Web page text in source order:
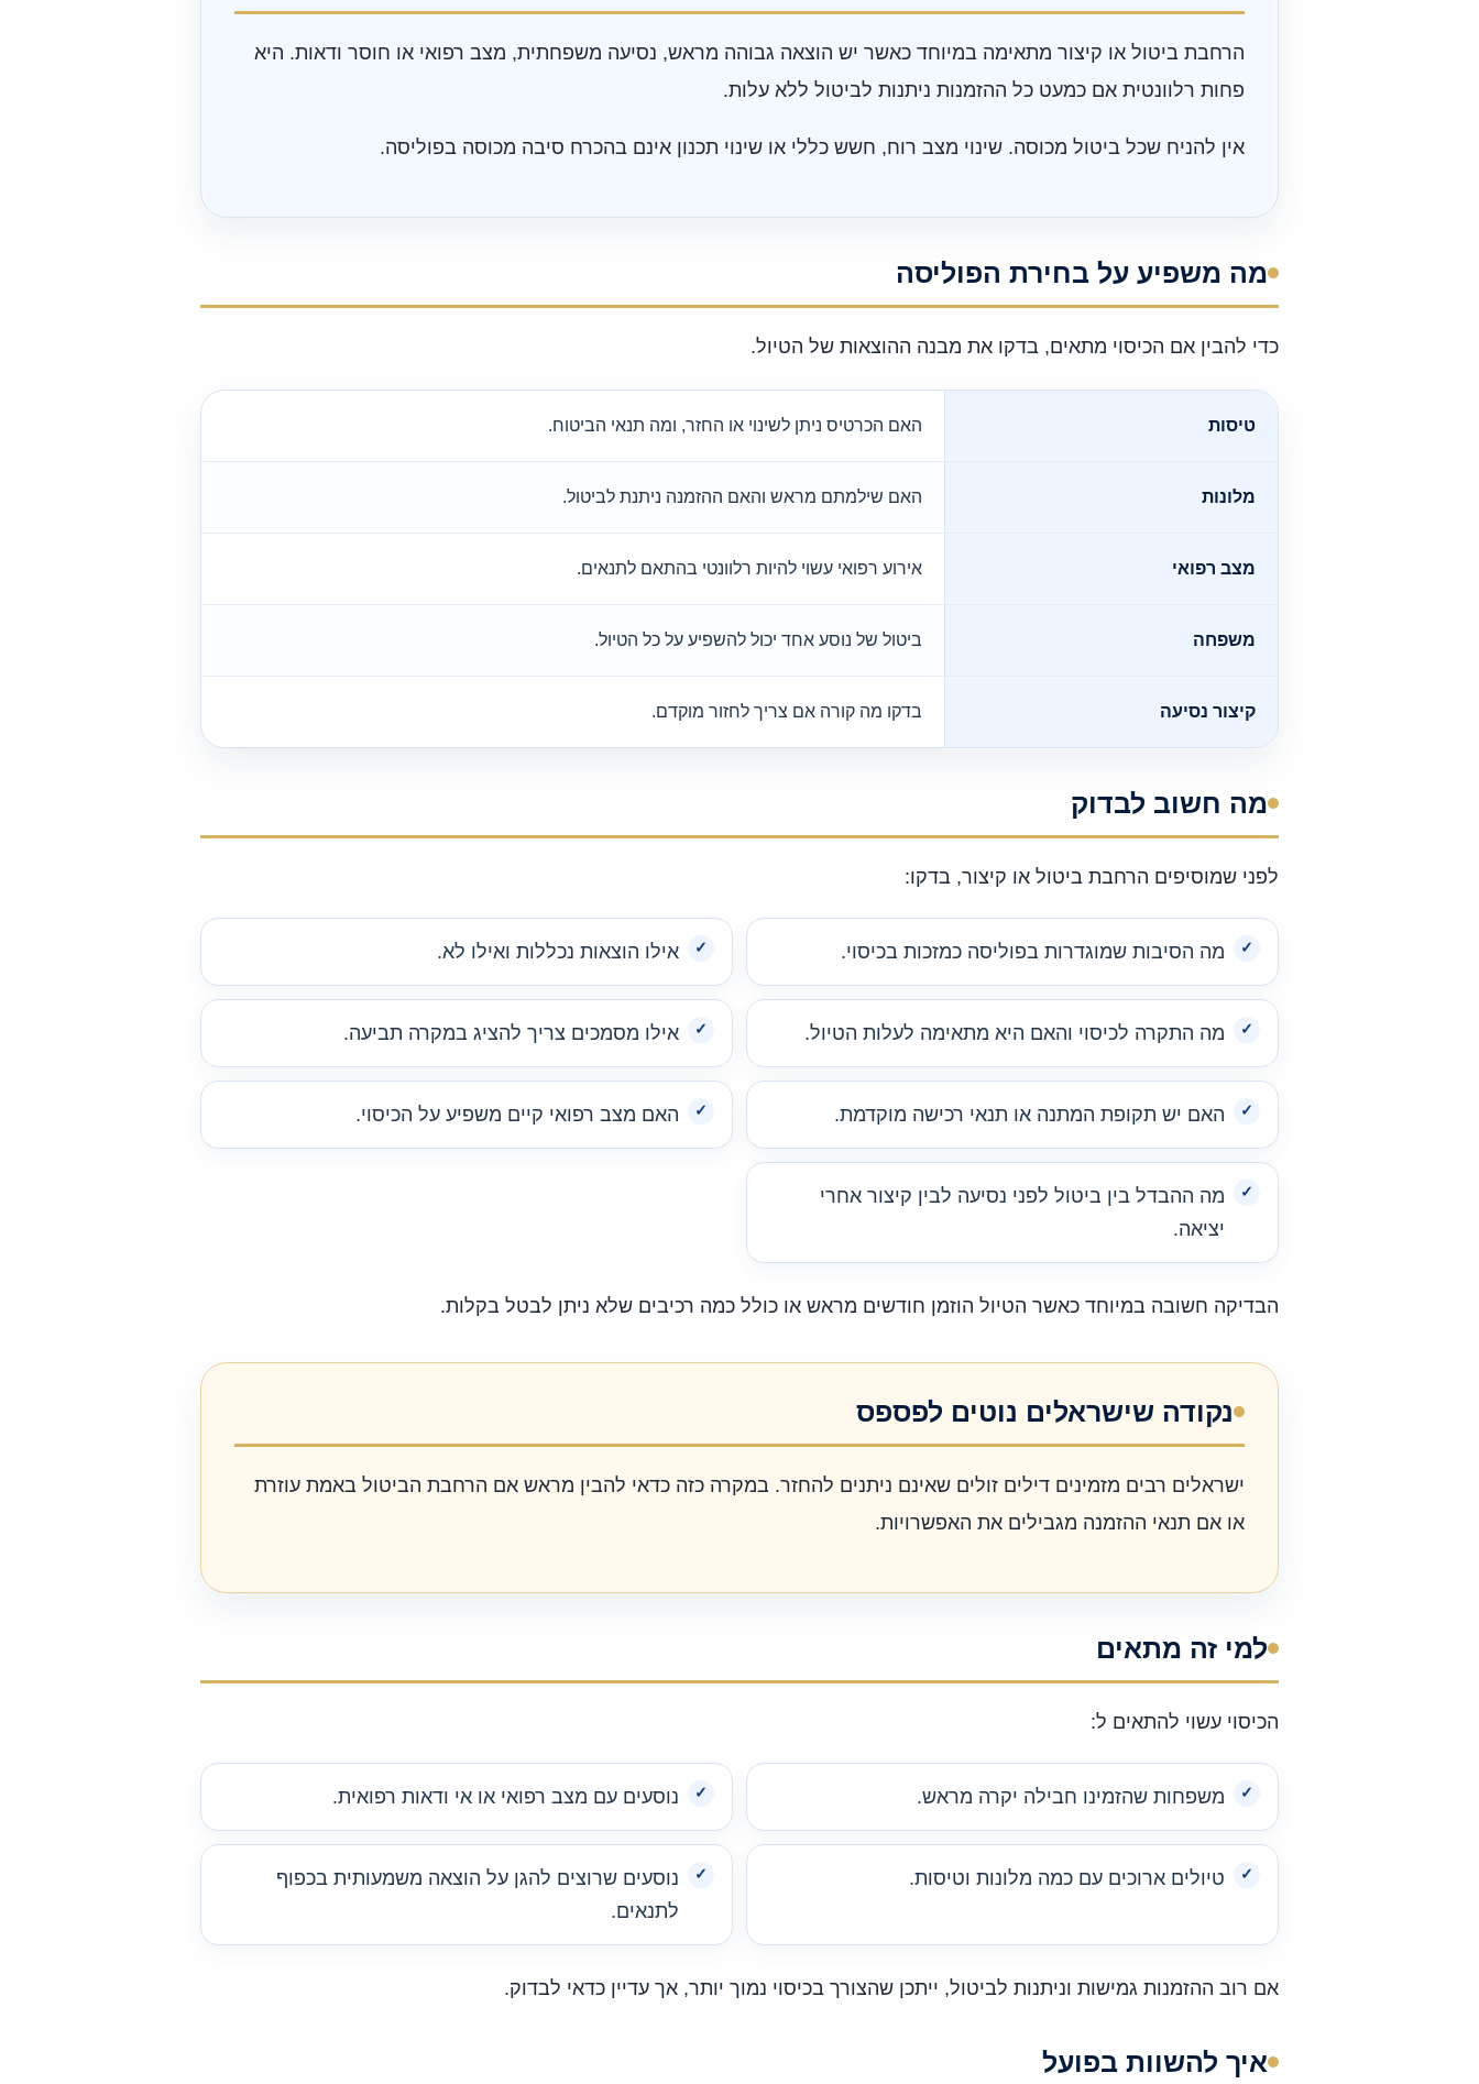
הרחבת ביטול או קיצור מתאימה במיוחד כאשר יש הוצאה גבוהה מראש, נסיעה משפחתית, מצב רפואי או חוסר ודאות. היא
פחות רלוונטית אם כמעט כל ההזמנות ניתנות לביטול ללא עלות.
אין להניח שכל ביטול מכוסה. שינוי מצב רוח, חשש כללי או שינוי תכנון אינם בהכרח סיבה מכוסה בפוליסה.
מה משפיע על בחירת הפוליסה
כדי להבין אם הכיסוי מתאים, בדקו את מבנה ההוצאות של הטיול.
טיסות האם הכרטיס ניתן לשינוי או החזר, ומה תנאי הביטוח.
מלונות האם שילמתם מראש והאם ההזמנה ניתנת לביטול.
מצב רפואי אירוע רפואי עשוי להיות רלוונטי בהתאם לתנאים.
משפחה ביטול של נוסע אחד יכול להשפיע על כל הטיול.
קיצור נסיעה בדקו מה קורה אם צריך לחזור מוקדם.
מה חשוב לבדוק
לפני שמוסיפים הרחבת ביטול או קיצור, בדקו:
מה הסיבות שמוגדרות בפוליסה כמזכות בכיסוי. אילו הוצאות נכללות ואילו לא.
מה התקרה לכיסוי והאם היא מתאימה לעלות הטיול. אילו מסמכים צריך להציג במקרה תביעה.
האם יש תקופת המתנה או תנאי רכישה מוקדמת. האם מצב רפואי קיים משפיע על הכיסוי.
מה ההבדל בין ביטול לפני נסיעה לבין קיצור אחרי
יציאה.
הבדיקה חשובה במיוחד כאשר הטיול הוזמן חודשים מראש או כולל כמה רכיבים שלא ניתן לבטל בקלות.
נקודה שישראלים נוטים לפספס
ישראלים רבים מזמינים דילים זולים שאינם ניתנים להחזר. במקרה כזה כדאי להבין מראש אם הרחבת הביטול באמת עוזרת
או אם תנאי ההזמנה מגבילים את האפשרויות.
למי זה מתאים
הכיסוי עשוי להתאים ל:
משפחות שהזמינו חבילה יקרה מראש. נוסעים עם מצב רפואי או אי ודאות רפואית.
טיולים ארוכים עם כמה מלונות וטיסות.
נוסעים שרוצים להגן על הוצאה משמעותית בכפוף
לתנאים.
אם רוב ההזמנות גמישות וניתנות לביטול, ייתכן שהצורך בכיסוי נמוך יותר, אך עדיין כדאי לבדוק.
איך להשוות בפועל